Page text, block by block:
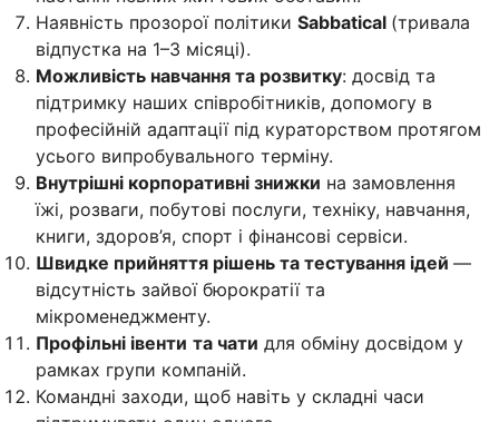
Наявність прозорої політики Sabbatical (тривала
відпустка на 1–3 місяці).
Можливість навчання та розвитку: досвід та
підтримку наших співробітників, допомогу в
професійній адаптації під кураторством протягом
усього випробувального терміну.
Внутрішні корпоративні знижки на замовлення
їжі, розваги, побутові послуги, техніку, навчання,
книги, здоров’я, спорт і фінансові сервіси.
Швидке прийняття рішень та тестування ідей —
відсутність зайвої бюрократії та
мікроменеджменту.
Профільні івенти та чати для обміну досвідом у
рамках групи компаній.
Командні заходи, щоб навіть у складні часи